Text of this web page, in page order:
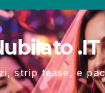
.IT
strip tease, e